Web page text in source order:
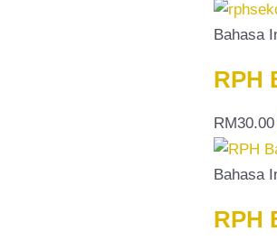
Bahasa
RPH
RM30.00
Bahasa
RPH